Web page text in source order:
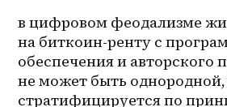
в цифровом феодализме
на биткоин-ренту с
обеспечения и авторского
не может быть однородной,
стратифицируется по